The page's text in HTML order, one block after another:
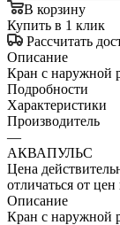
В корзину
Купить в 1 клик
Рассчитать
Описание
Кран с наружной
Подробности
Характеристики
Производитель
—
АКВАПУЛЬС
Цена
отличаться от
Описание
Кран с наружной